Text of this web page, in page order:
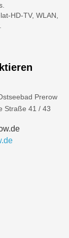
HD-TV, WLAN,
Prerow
Straße 41 / 43